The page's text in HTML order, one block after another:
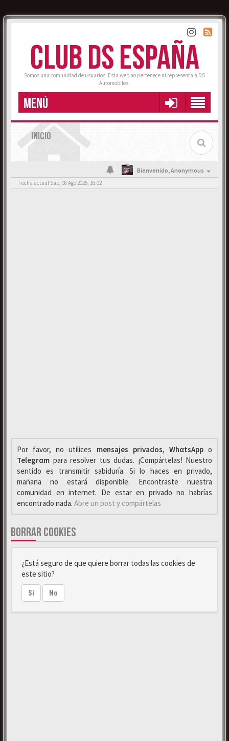
CLUB DS ESPAÑA
Somos una comunidad de usuarios. Esta web no pertenece ni representa a DS
Automobiles.
MENÚ
INICIO
Bienvenido,Anonymous
Fecha actual Sab, 08 Ago 2026, 16:02
Por favor, no utilices mensajes privados, WhαtsAppo
Telegrαm para resolver tus dudas. ¡Compártelas! Nuestro
sentido es transmitir sabiduría. Si lo haces en privado,
mañana no estará disponible. Encontraste nuestra
comunidad en internet. De estar en privado no habrías
encontrado nada. Abre un post y compártelas
BORRAR COOKIES
¿Está seguro de que quiere borrar todas las cookies de
este sitio?
Sí No